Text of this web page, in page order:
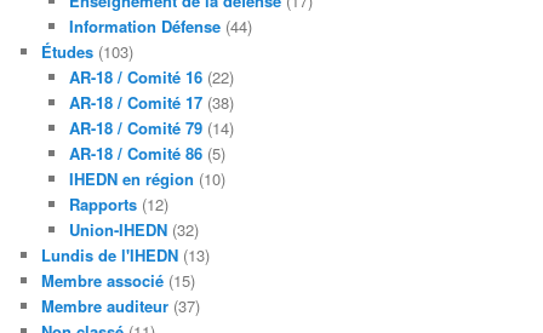
Information Défense(44)
Études (103)
AR-18 / Comité 16(22)
AR-18 / Comité 17(38)
AR-18 / Comité 79(14)
AR-18 / Comité 86(5)
IHEDN en région (10)
Rapports(12)
Union-IHEDN(32)
Lundis de l'IHEDN (13)
Membre associé (15)
Membre auditeur (37)